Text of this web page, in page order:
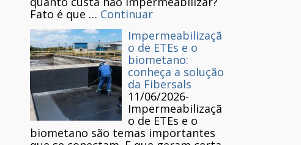
Fato é que … Continuar
Impermeabilizaçã
o de ETEs e o
biometano:
conheça a solução
da Fibersals
11/06/2026-
Impermeabilizaçã
o de ETEs e o
biometano são temas importantes